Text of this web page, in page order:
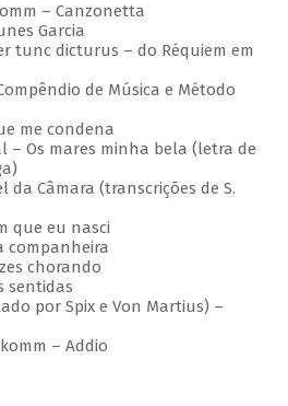
– Canzonetta
Garcia
dicturus – do Réquiem em
de Música e Método
condena
Os mares minha bela (letra de
Câmara (transcrições de S.
eu nasci
chorando
por Spix e Von Martius) –
– Addio​